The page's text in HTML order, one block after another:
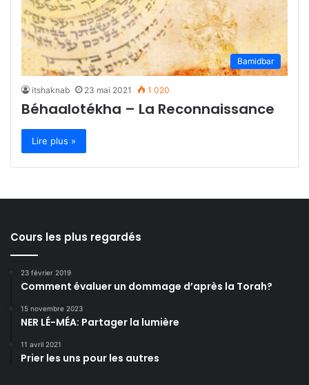
Bamidbar
itshaknab 23 mai 2021 1 020
Béhaalotékha – La Reconnaissance
Lire plus »
Cours les plus regardés
23 février 2019
Comment évaluer un dommage d’après la Torah?
15 novembre 2023
NER LÉ-MÉA: Partager la lumière
11 avril 2021
Prier les uns pour les autres